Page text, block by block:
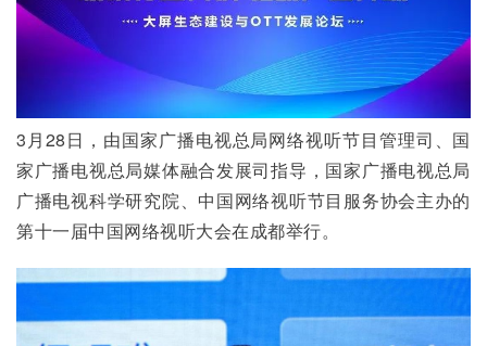
3月28日，由国家广播电视总局网络视听节目管理司、国
家广播电视总局媒体融合发展司指导，国家广播电视总局
广播电视科学研究院、中国网络视听节目服务协会主办的
第十一届中国网络视听大会在成都举行。